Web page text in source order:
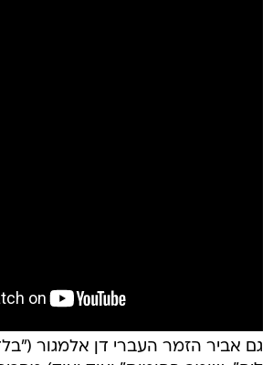
גם אביר הזמר העברי דן אלמגור